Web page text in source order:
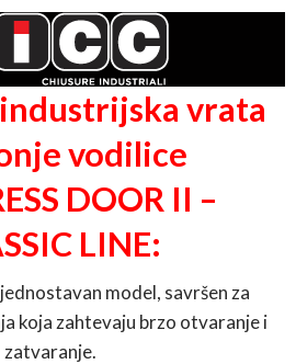
vrata
vodilice
DOOR II –
LINE:
model, savršen za
koja zahtevaju brzo otvaranje i
zatvaranje.